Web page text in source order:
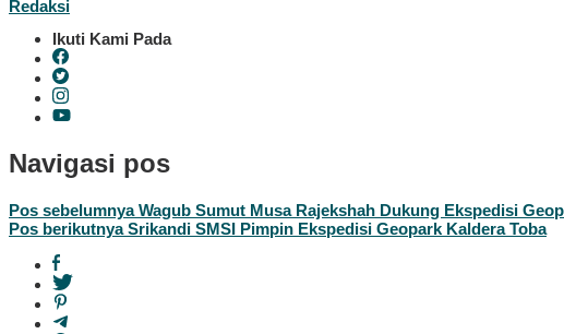
Redaksi
Ikuti Kami Pada
Navigasi pos
Pos sebelumnyaWagub Sumut Musa Rajekshah Dukung Ekspedisi
Pos berikutnyaSrikandi SMSI Pimpin Ekspedisi Geopark Kaldera Toba